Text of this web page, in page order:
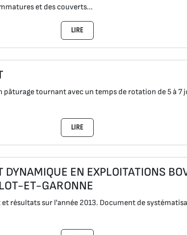
et des couverts...
LIRE
pâturage tournant avec un temps de rotation de 5 à 7
LIRE
DYNAMIQUE EN EXPLOITATIONS
ET-GARONNE
résultats sur l'année 2013. Document de